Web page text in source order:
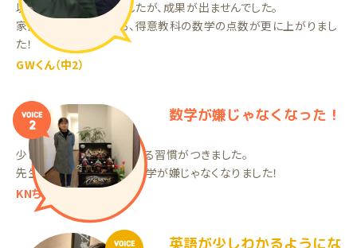
以前は塾に通っていましたが、成果が出ませんでした。
家庭教師を始めてから、得意教科の数学の点数が更に上がりまし
た！
GWくん（中2）
VOICE
2
数学が嫌じゃなくなった！
少しずつでも、毎日勉強する習慣がつきました。
先生の指導のおかげで、数学が嫌じゃなくなりました！
KNちゃん（小4）
VOICE
英語が少しわかるようにな